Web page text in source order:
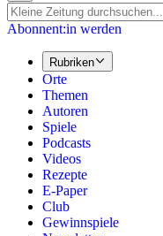
Abonnent:in werden
Rubriken
Orte
Themen
Autoren
Spiele
Podcasts
Videos
Rezepte
E-Paper
Club
Gewinnspiele